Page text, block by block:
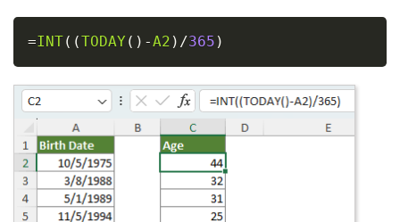
=INT( (TODAY ( ) -A2 ) /365 )